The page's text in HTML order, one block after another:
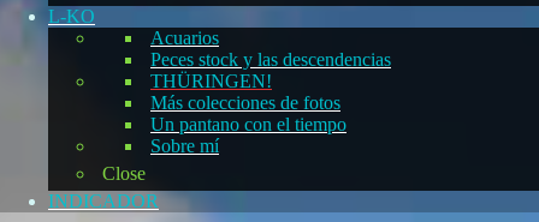
L-KO
Acuarios
Peces stock y las descendencias
THÜRINGEN!
Más colecciones de fotos
Un pantano con el tiempo
Sobre mí
Close
INDICADOR